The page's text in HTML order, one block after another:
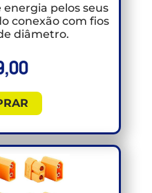
pelos seus
conexão com fios
diâmetro.